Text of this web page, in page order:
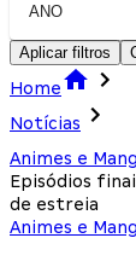
ANO
Aplicar filtros
Home
Notícias
Animes e
Episódios
de estreia
Animes e